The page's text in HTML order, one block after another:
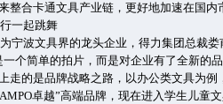
整合卡通文具产业链，更好地加速在国内
一起跳舞
宁波文具界的龙头企业，得力集团总裁
一个简单的拍片，而是对企业有了全新的
走的是品牌战略之路，以办公类文具为
卓越”高端品牌，现在进入学生儿童